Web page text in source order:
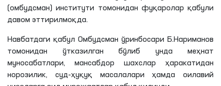
(омбудсман) институти томонидан фуқаролар қабули
давом эттирилмоқда.
Навбатдаги қабул Омбудсман ўринбосари Б.Нариманов
томонидан ўтказилган бўлиб унда меҳнат
муносабатлари, мансабдор шахслар ҳаракатидан
норозилик, суд-ҳуқуқ масалалари ҳамда оилавий